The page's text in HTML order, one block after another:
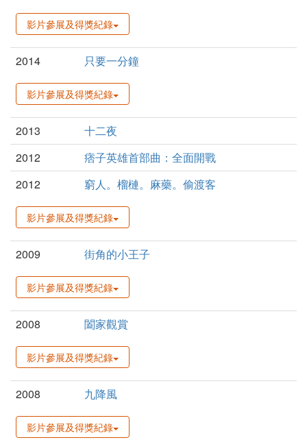
影片參展及得獎紀錄
2014 只要一分鐘
影片參展及得獎紀錄
2013
十二夜
2012
痞子英雄首部曲：全面開戰
2012
窮人。榴槤。麻藥。偷渡客
影片參展及得獎紀錄
2009 街角的小王子
影片參展及得獎紀錄
2008 闔家觀賞
影片參展及得獎紀錄
2008 九降風
影片參展及得獎紀錄